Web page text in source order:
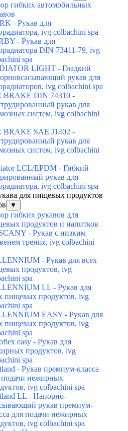
гибких автомобильных
- Рукав для
ivg colbachini spa
- Рукав для
DIN 73411-79, ivg
spa
LIGHT - Гладкий
рукав для
ivg colbachini spa
BRAKE DIN 74310 -
рукав для
систем, ivg colbachini
BRAKE SAE J1402 -
рукав для
систем, ivg colbachini
LCL/EPDM - Гибкий
рукав для
ivg colbachini spa
для пищевых продуктов
▼
гибких рукавов для
продуктов и напитков
- Рукав с низким
трения, ivg colbachini
- Рукав для всех
продуктов, ivg
spa
LL - Рукав для
пищевых продуктов, ivg
spa
EASY - Рукав для
пищевых продуктов, ivg
spa
easy - Рукав для
продуктов, ivg
spa
- Рукав премиум-класса
подачи нежирных
ivg colbachini spa
LL - Напорно-
рукав премиум-
для подачи нежирных
ivg colbachini spa